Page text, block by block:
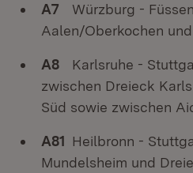
A7 Würzburg -
Aalen/Oberkochen
A8 Karlsruhe -
zwischen Dreieck
Süd sowie zwischen
A81 Heilbronn -
Mundelsheim und